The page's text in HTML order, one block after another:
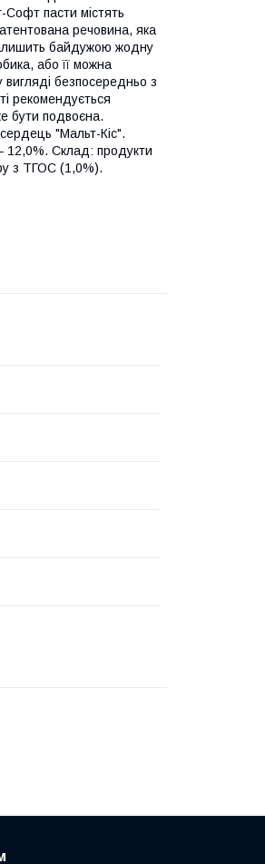
пасти містять
речовина, яка
байдужою жодну
або її можна
безпосередньо з
рекомендується
бути подвоєна.
"Мальт-Кіс".
12,0%. Склад: продукти
з ТГОС (1,0%).